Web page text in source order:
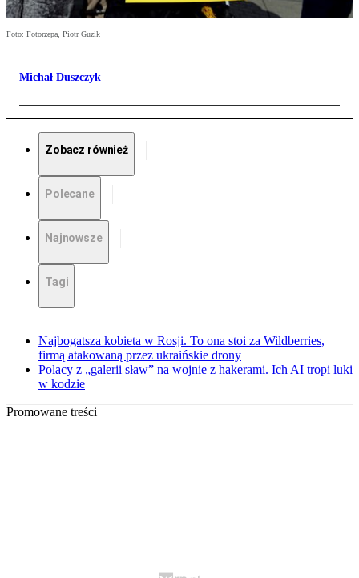
Foto: Fotorzepa, Piotr Guzik
Michał Duszczyk
Zobacz również
Polecane
Najnowsze
Tagi
Najbogatsza kobieta w Rosji. To ona stoi za Wildberries,
firmą atakowaną przez ukraińskie drony
Polacy z „galerii sław” na wojnie z hakerami. Ich AI tropi luki
w kodzie
Promowane treści